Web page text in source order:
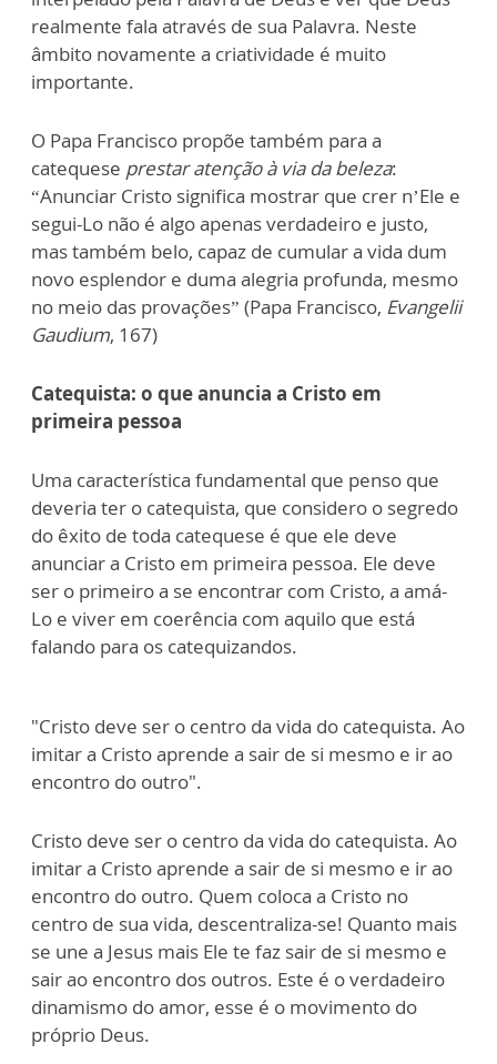
realmente fala através de sua Palavra. Neste
âmbito novamente a criatividade é muito
importante.
O Papa Francisco propõe também para a
catequese prestar atenção à via da beleza:
“Anunciar Cristo significa mostrar que crer n’Ele e
segui-Lo não é algo apenas verdadeiro e justo,
mas também belo, capaz de cumular a vida dum
novo esplendor e duma alegria profunda, mesmo
no meio das provações” (Papa Francisco, Evangelii
Gaudium, 167)
Catequista: o que anuncia a Cristo em
primeira pessoa
Uma característica fundamental que penso que
deveria ter o catequista, que considero o segredo
do êxito de toda catequese é que ele deve
anunciar a Cristo em primeira pessoa. Ele deve
ser o primeiro a se encontrar com Cristo, a amá-
Lo e viver em coerência com aquilo que está
falando para os catequizandos.
"Cristo deve ser o centro da vida do catequista. Ao
imitar a Cristo aprende a sair de si mesmo e ir ao
encontro do outro".
Cristo deve ser o centro da vida do catequista. Ao
imitar a Cristo aprende a sair de si mesmo e ir ao
encontro do outro. Quem coloca a Cristo no
centro de sua vida, descentraliza-se! Quanto mais
se une a Jesus mais Ele te faz sair de si mesmo e
sair ao encontro dos outros. Este é o verdadeiro
dinamismo do amor, esse é o movimento do
próprio Deus.